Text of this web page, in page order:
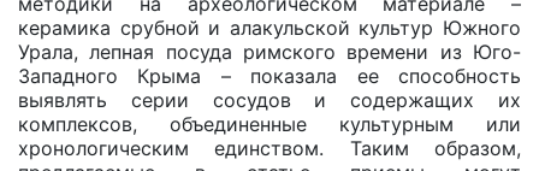
керамика срубной и алакульской культур Южного
Урала, лепная посуда римского времени из Юго-
Западного Крыма – показала ее способность
выявлять серии сосудов и содержащих их
комплексов, объединенные культурным или
хронологическим единством. Таким образом,